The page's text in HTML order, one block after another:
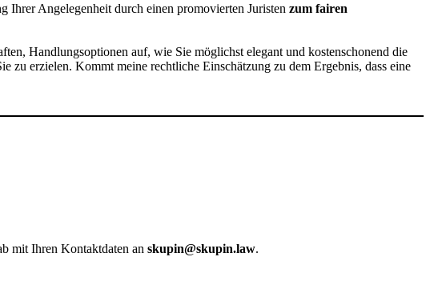
Ihrer Angelegenheit durch einen promovierten Juristen zum fairen
Handlungsoptionen auf, wie Sie möglichst elegant und kostenschonend die
zu erzielen. Kommt meine rechtliche Einschätzung zu dem Ergebnis, dass eine
mit Ihren Kontaktdaten an skupin@skupin.law.